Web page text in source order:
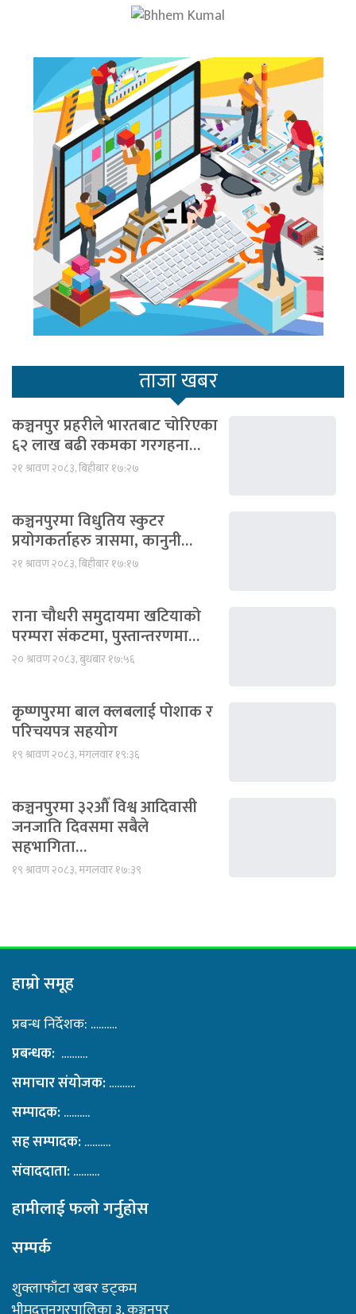
ताजा खबर
कञ्चनपुर प्रहरीले भारतबाट चोरिएका
६२ लाख बढी रकमका गरगहना…
२१ श्रावण २०८३, बिहीबार १७:२७
कञ्चनपुरमा विधुतिय स्कुटर
प्रयोगकर्ताहरु त्रासमा, कानुनी…
२१ श्रावण २०८३, बिहीबार १७:१७
राना चौधरी समुदायमा खटियाको
परम्परा संकटमा, पुस्तान्तरणमा…
२० श्रावण २०८३, बुधबार १७:५६
कृष्णपुरमा बाल क्लबलाई पोशाक र
परिचयपत्र सहयोग
१९ श्रावण २०८३, मंगलवार १९:३६
कञ्चनपुरमा ३२औँ विश्व आदिवासी
जनजाति दिवसमा सबैले
सहभागिता…
१९ श्रावण २०८३, मंगलवार १७:३९
हाम्राे समूह
प्रबन्ध निर्देशक: ……….
प्रबन्धक: ……….
समाचार संयोजक:……….
सम्पादक:……….
सह सम्पादक:……….
संवाददाता:……….
हामीलाई फलाे गर्नुहाेस
सम्पर्क
शुक्लाफाँटा खबर डट्कम